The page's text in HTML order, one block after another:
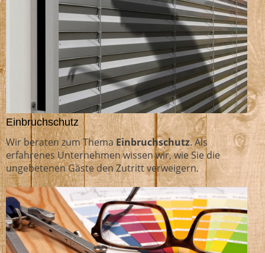
Einbruchschutz
Wir beraten zum ThemaEinbruchschutz. Als
erfahrenes Unternehmen wissen wir, wie Sie die
ungebetenen Gäste den Zutritt verweigern.